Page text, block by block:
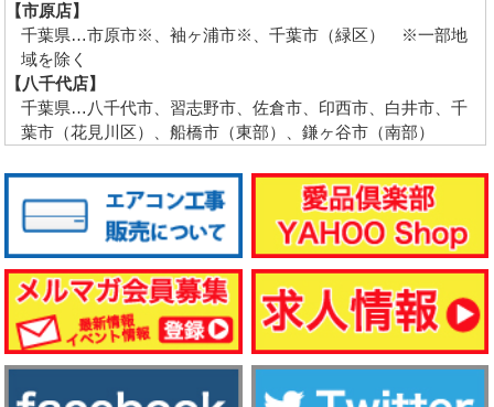
【市原店】
千葉県…市原市※、袖ヶ浦市※、千葉市（緑区） ※一部地
域を除く
【八千代店】
千葉県…八千代市、習志野市、佐倉市、印西市、白井市、千
葉市（花見川区）、船橋市（東部）、鎌ヶ谷市（南部）